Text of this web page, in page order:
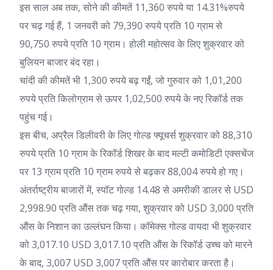
इस साल अब तक, सोने की कीमतें 11,360 रुपये या 14.31%रुपये
पर चढ़ गई हैं, 1 जनवरी को 79,390 रुपये प्रति 10 ग्राम से
90,750 रुपये प्रति 10 ग्राम। होली महोत्सव के लिए शुक्रवार को
बुलियन बाजार बंद रहा।
चांदी की कीमतें भी 1,300 रुपये बढ़ गईं, जो गुरुवार को 1,01,200
रुपये प्रति किलोग्राम से ऊपर 1,02,500 रुपये के नए रिकॉर्ड तक
पहुंच गई।
इस बीच, अप्रैल डिलीवरी के लिए गोल्ड फ्यूचर्स शुक्रवार को 88,310
रुपये प्रति 10 ग्राम के रिकॉर्ड शिखर के बाद मल्टी कमोडिटी एक्सचेंज
पर 13 ग्राम प्रति 10 ग्राम रुपये से बढ़कर 88,004 रुपये हो गए।
अंतर्राष्ट्रीय बाजारों में, स्पॉट गोल्ड 14.48 से अमरीकी डालर से USD
2,998.90 प्रति औंस तक चढ़ गया, शुक्रवार को USD 3,000 प्रति
औंस के निशान का उल्लंघन किया। कॉमेक्स गोल्ड वायदा भी शुक्रवार
को 3,017.10 USD 3,017.10 प्रति औंस के रिकॉर्ड उच्च को मारने
के बाद, 3,007 USD 3,007 प्रति औंस पर कारोबार करता है।